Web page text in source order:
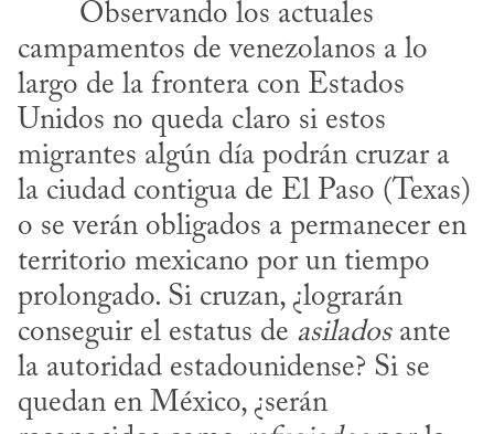
campamentos de venezolanos a lo
largo de la frontera con Estados
Unidos no queda claro si estos
migrantes algún día podrán cruzar a
la ciudad contigua de El Paso (Texas)
o se verán obligados a permanecer en
territorio mexicano por un tiempo
prolongado. Si cruzan, ¿lograrán
conseguir el estatus de asilados ante
la autoridad estadounidense? Si se
quedan en México, ¿serán